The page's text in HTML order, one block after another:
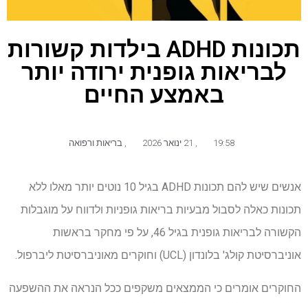
תכונות ADHD בילדות קשורות
לבריאות גופנית ירודה יותר
באמצע החיים
19:58 בריאות ורפואה
אנשים שיש להם תכונות ADHD בגיל 10 נוטים יותר מאלו ללא
תכונות כאלה לסבול מבעיות בריאות גופניות ולדווח על מוגבלות
הקשורה לבריאות גופנית בגיל 46, על פי מחקר בראשות
אוניברסיטת קולג' בלונדון (UCL) וחוקרים מאוניברסיטת ליברפול.
החוקרים אומרים כי הממצאים משקפים ככל הנראה את ההשפעה